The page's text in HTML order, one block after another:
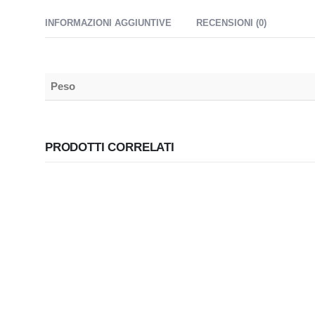
INFORMAZIONI AGGIUNTIVE RECENSIONI (0)
Peso
PRODOTTI CORRELATI